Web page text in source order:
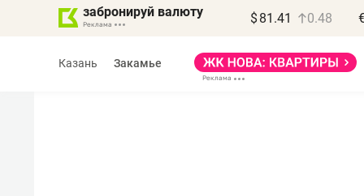
забронируй валюту $ 81.41 0.48
Казань Закамье